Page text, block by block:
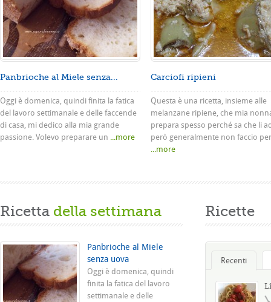
Panbrioche al Miele senza...
Oggi è domenica, quindi finita la fatica
del lavoro settimanale e delle faccende
di casa, mi dedico alla mia grande
passione. Volevo preparare un ...more
Carciofi ripieni
Questa è una ricetta, insieme alle
melanzane ripiene, che mia
prepara spesso perché sa che li
però generalmente non faccio
...more
Ricetta della settimana
Panbrioche al Miele
senza uova
Oggi è domenica, quindi
finita la fatica del lavoro
settimanale e delle
Ricette
Recenti